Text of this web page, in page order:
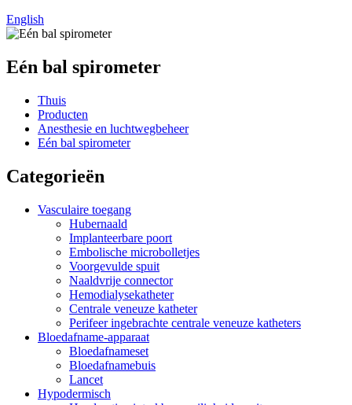
English
Eén bal spirometer
Thuis
Producten
Anesthesie en luchtwegbeheer
Eén bal spirometer
Categorieën
Vasculaire toegang
Hubernaald
Implanteerbare poort
Embolische microbolletjes
Voorgevulde spuit
Naaldvrije connector
Hemodialysekatheter
Centrale veneuze katheter
Perifeer ingebrachte centrale veneuze katheters
Bloedafname-apparaat
Bloedafnameset
Bloedafnamebuis
Lancet
Hypodermisch